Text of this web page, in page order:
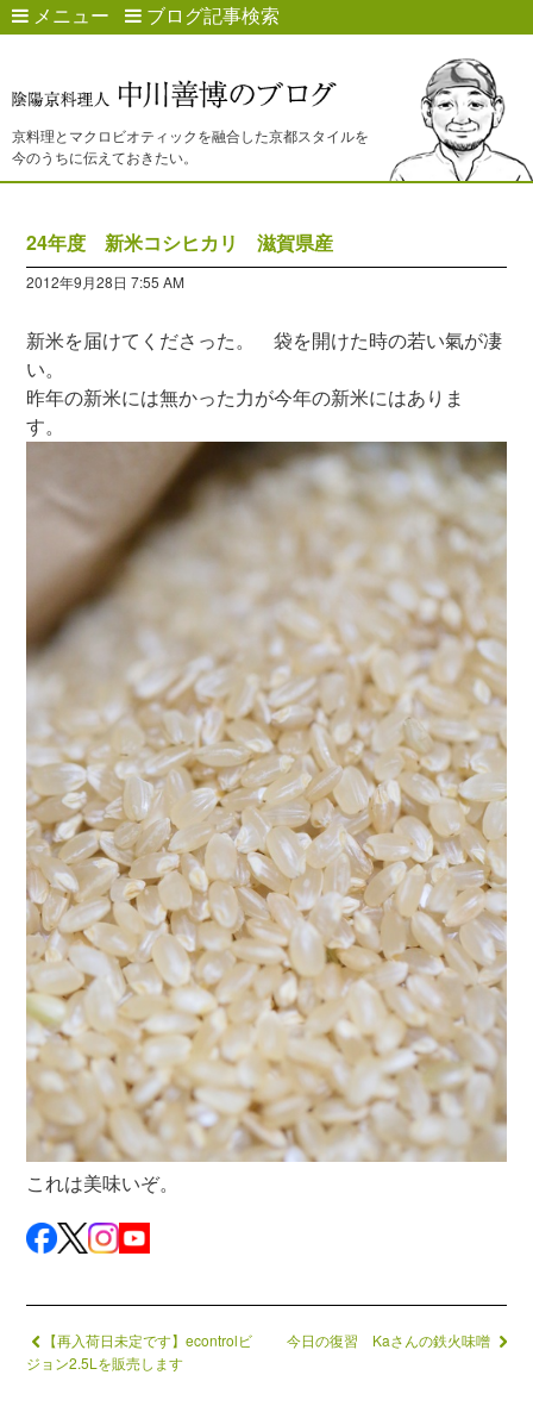
メニュー ブログ記事検索
京料理とマクロビオティックを融合した京都スタイルを
今のうちに伝えておきたい。
24年度 新米コシヒカリ 滋賀県産
2012年9月28日 7:55 AM
新米を届けてくださった。 袋を開けた時の若い氣が凄
い。
昨年の新米には無かった力が今年の新米にはありま
す。
これは美味いぞ。
【再入荷日未定です】econtrolビ
ジョン2.5Lを販売します
今日の復習 Kaさんの鉄火味噌